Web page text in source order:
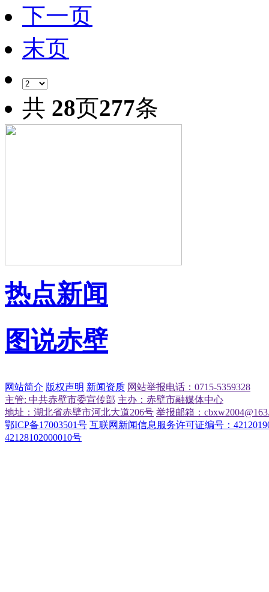
下一页
末页
共 28页277条
热点新闻
图说赤壁
网站简介 版权声明 新闻资质 网站举报电话：0715-5359328
主管: 中共赤壁市委宣传部 主办：赤壁市融媒体中心
地址：湖北省赤壁市河北大道206号 举报邮箱：
鄂ICP备17003501号 互联网新闻信息服务许可证编号：
42128102000010号